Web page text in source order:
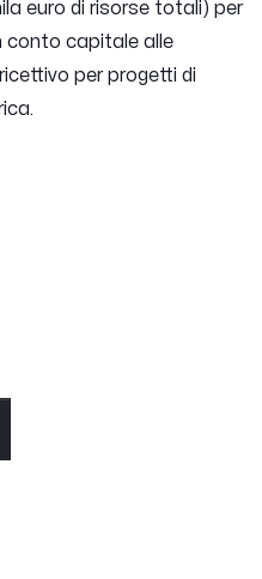
euro di risorse totali) per
conto capitale alle
per progetti di